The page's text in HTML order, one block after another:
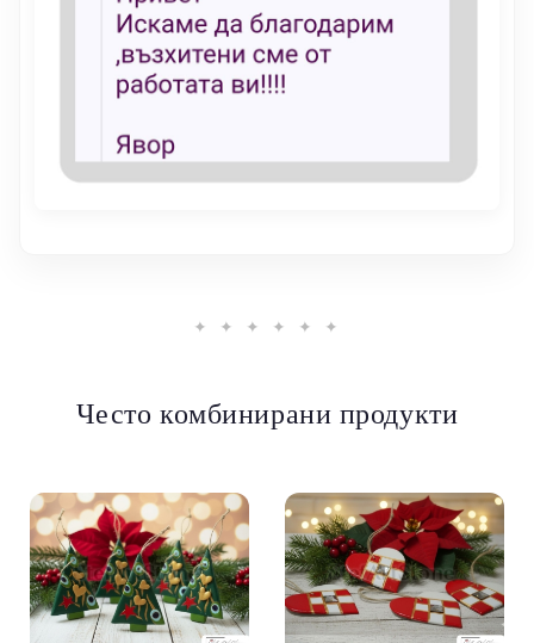
✦ ✦ ✦ ✦ ✦ ✦
Често комбинирани продукти